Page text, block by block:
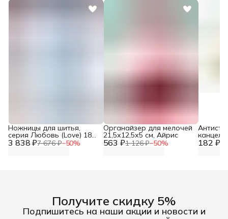
3 838 ₽7 676 ₽−50%
Ножницы для шитья,
серия Любовь (Love) 18
см, Prym, 610540 563 ₽1 126 ₽−50%
Органайзер для мелочей
21,5х12,5х5 см, Айрис
182 ₽
Получите скидку 5%
Подпишитесь на наши акции и новости и